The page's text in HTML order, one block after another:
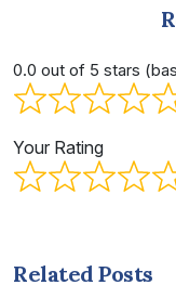
0.0 out of 5 stars
Your Rating
Related Posts